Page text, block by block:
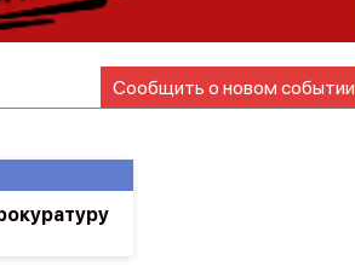
Сообщить о новом событии